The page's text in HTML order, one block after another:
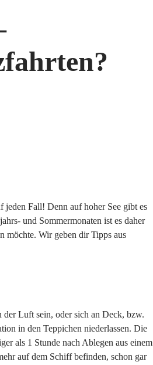
Fall! Denn auf hoher See gibt es
und Sommermonaten ist es daher
möchte. Wir geben dir Tipps aus
Luft sein, oder sich an Deck, bzw.
in den Teppichen niederlassen. Die
als 1 Stunde nach Ablegen aus einem
auf dem Schiff befinden, schon gar